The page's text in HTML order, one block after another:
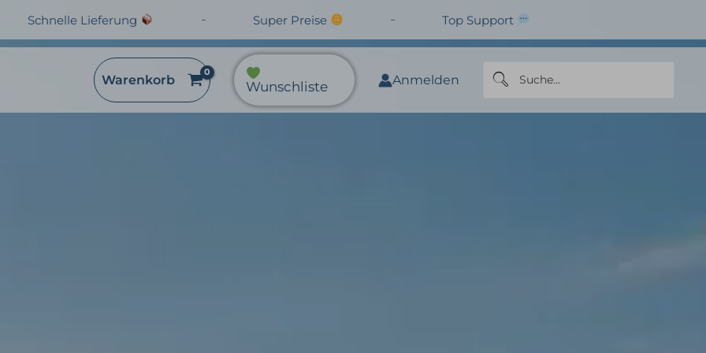
Schnelle Lieferung Super Preise Top Support
Warenkorb Wunschliste Anmelden